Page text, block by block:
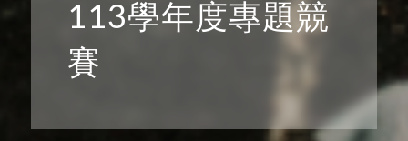
113學年度專題競
賽